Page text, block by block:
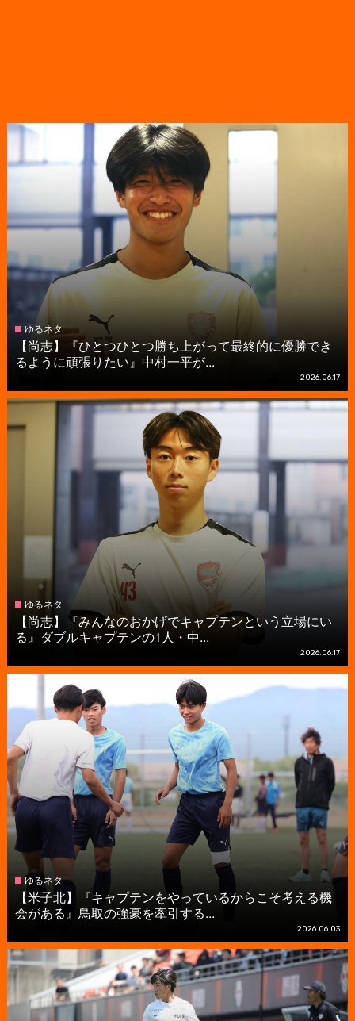
ゆるネタ
【尚志】『ひとつひとつ勝ち上がって最終的に優勝でき
るように頑張りたい』中村一平が...
2026.06.17
ゆるネタ
【尚志】『みんなのおかげでキャプテンという立場にい
る』ダブルキャプテンの1人・中...
2026.06.17
ゆるネタ
【米子北】『キャプテンをやっているからこそ考える機
会がある』鳥取の強豪を牽引する...
2026.06.03